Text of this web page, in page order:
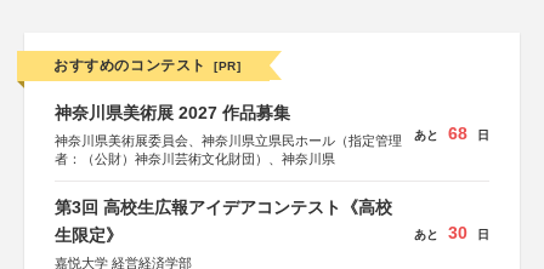
おすすめのコンテスト [PR]
神奈川県美術展 2027 作品募集
神奈川県美術展委員会、神奈川県立県民ホール（指定管理
者：（公財）神奈川芸術文化財団）、神奈川県
あと 68 日
第3回 高校生広報アイデアコンテスト《高校
生限定》
嘉悦大学 経営経済学部
あと 30 日